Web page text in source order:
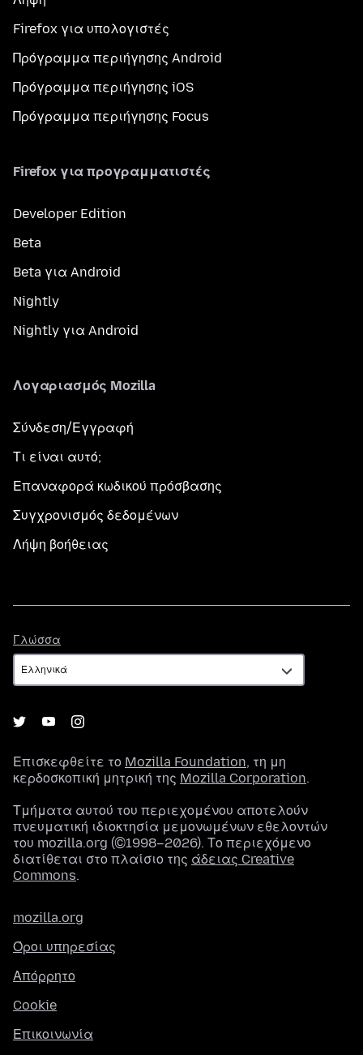
Firefox για υπολογιστές
Πρόγραμμα περιήγησης Android
Πρόγραμμα περιήγησης iOS
Πρόγραμμα περιήγησης Focus
Firefox για προγραμματιστές
Developer Edition
Beta
Beta για Android
Nightly
Nightly για Android
Λογαριασμός Mozilla
Σύνδεση/Εγγραφή
Τι είναι αυτό;
Επαναφορά κωδικού πρόσβασης
Συγχρονισμός δεδομένων
Λήψη βοήθειας
Γλώσσα
Επισκεφθείτε το Mozilla Foundation, τη μη
κερδοσκοπική μητρική της Mozilla Corporation.
Τμήματα αυτού του περιεχομένου αποτελούν
πνευματική ιδιοκτησία μεμονωμένων εθελοντών
του mozilla.org (©1998–2026). Το περιεχόμενο
διατίθεται στο πλαίσιο της άδειας Creative
Commons.
mozilla.org
Όροι υπηρεσίας
Απόρρητο
Cookie
Επικοινωνία